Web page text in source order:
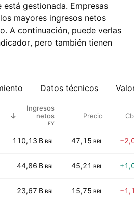
gestionada. Empresas
mayores ingresos netos
A continuación, puede verlas
pero también tienen
Datos técnicos
Ingresos
netos
FY
Precio
110,13 B BRL 47,15 BRL
44,86 B BRL 45,21 BRL
23,67 B BRL 15,75 BRL